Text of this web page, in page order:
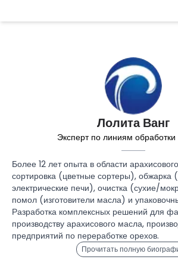
Лолита Ванг
Эксперт по линиям обработки
Более 12 лет опыта в области
сортировка (цветные сортеры), обжарка
электрические печи), очистка (сухие/
помол (изготовители масла) и
Разработка комплексных решений для
производству арахисового масла,
предприятий по переработке орехов.
Прочитать полную